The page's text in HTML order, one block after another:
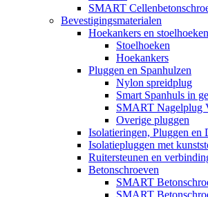
SMART
Bevestigingsmaterialen
Hoekankers en stoelhoeken
Stoelhoeken
Hoekankers
Pluggen en Spanhulzen
Nylon spreidplug
Smart Spanhuls in
SMART Nagelplug
Overige pluggen
Isolatieringen, Pluggen en
Isolatiepluggen met
Ruitersteunen en
Betonschroeven
SMART
SMART